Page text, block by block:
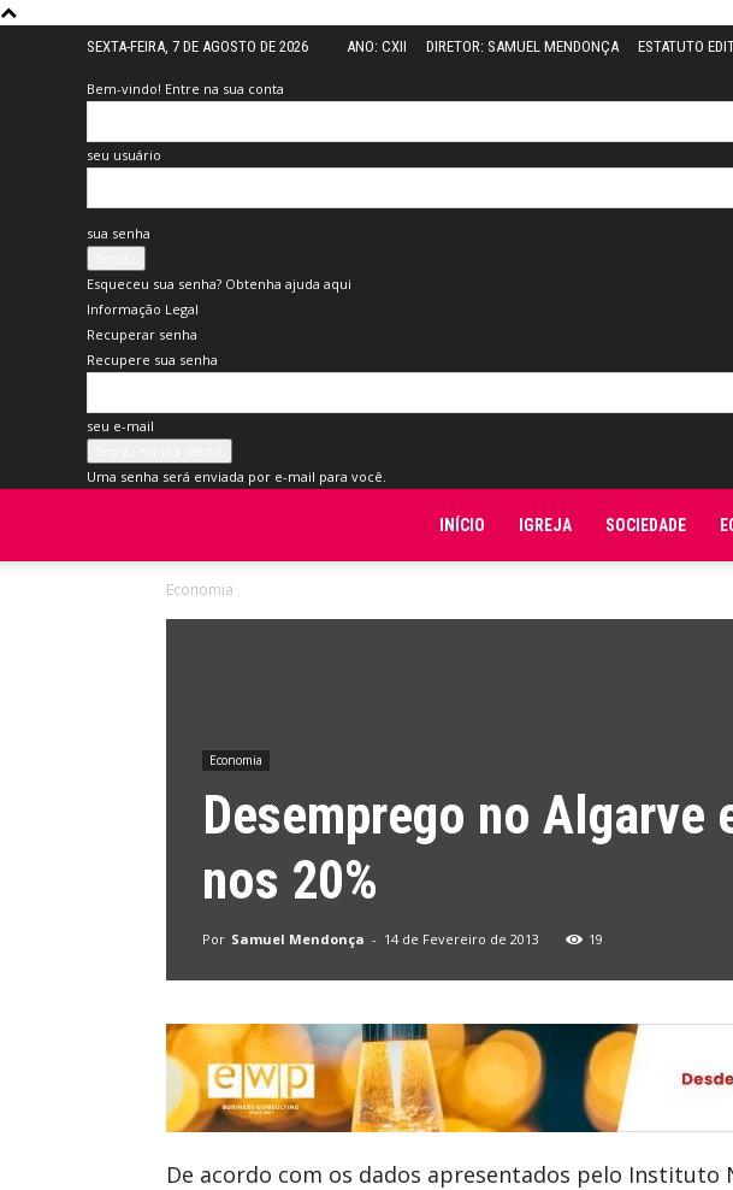
SEXTA-FEIRA, 7 DE AGOSTO DE 2026 ANO: CXII DIRETOR: SAMUEL MENDONÇA ESTATUTO
Bem-vindo! Entre na sua conta
seu usuário
sua senha
Esqueceu sua senha? Obtenha ajuda aqui
Informação Legal
Recuperar senha
Recupere sua senha
seu e-mail
Uma senha será enviada por e-mail para você.
INÍCIO IGREJA SOCIEDADE
Economia
Economia
Desemprego no Algarve
nos 20%
Por Samuel Mendonça - 14 de Fevereiro de 2013 19
De acordo com os dados apresentados pelo